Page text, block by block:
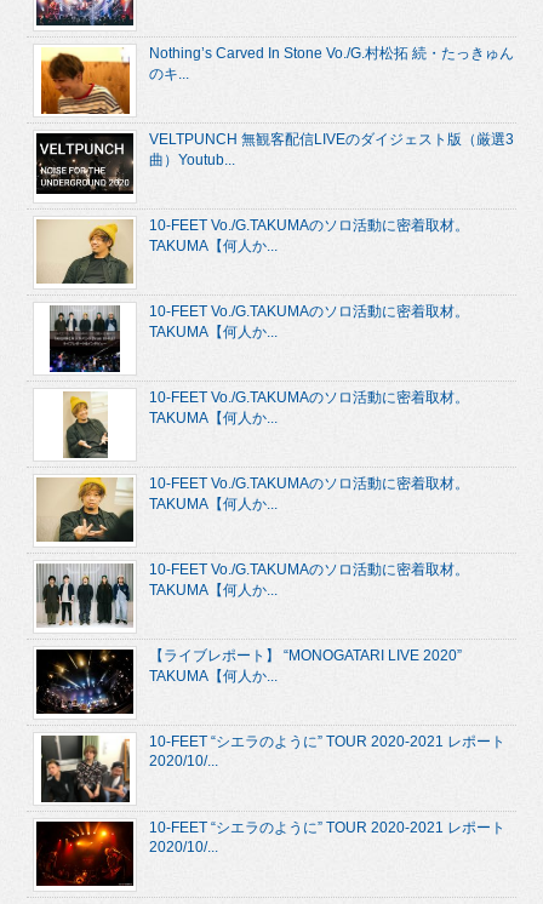
Nothing’s Carved In Stone Vo./G.村松拓 続・たっきゅん
のキ...
VELTPUNCH 無観客配信LIVEのダイジェスト版（厳選3
曲）Youtub...
10-FEET Vo./G.TAKUMAのソロ活動に密着取材。
TAKUMA【何人か...
10-FEET Vo./G.TAKUMAのソロ活動に密着取材。
TAKUMA【何人か...
10-FEET Vo./G.TAKUMAのソロ活動に密着取材。
TAKUMA【何人か...
10-FEET Vo./G.TAKUMAのソロ活動に密着取材。
TAKUMA【何人か...
10-FEET Vo./G.TAKUMAのソロ活動に密着取材。
TAKUMA【何人か...
【ライブレポート】 “MONOGATARI LIVE 2020”
TAKUMA【何人か...
10-FEET “シエラのように” TOUR 2020-2021 レポート
2020/10/...
10-FEET “シエラのように” TOUR 2020-2021 レポート
2020/10/...